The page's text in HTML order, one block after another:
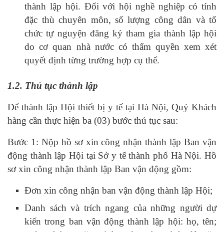
thành lập hội. Đối với hội nghề nghiệp có tính
đặc thù chuyên môn, số lượng công dân và tổ
chức tự nguyện đăng ký tham gia thành lập hội
do cơ quan nhà nước có thẩm quyền xem xét
quyết định từng trường hợp cụ thể.
1.2. Thủ tục thành lập
Để thành lập Hội thiết bị y tế tại Hà Nội, Quý Khách
hàng cần thực hiện ba (03) bước thủ tục sau:
Bước 1: Nộp hồ sơ xin công nhận thành lập Ban vận
động thành lập Hội tại Sở y tế thành phố Hà Nội. Hồ
sơ xin công nhận thành lập Ban vận động gồm:
Đơn xin công nhận ban vận động thành lập Hội;
Danh sách và trích ngang của những người dự
kiến trong ban vận động thành lập hội: họ, tên;